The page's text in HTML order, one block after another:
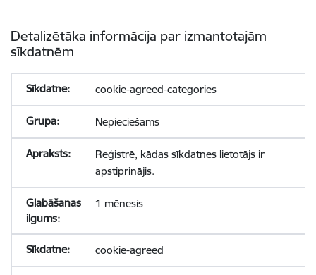
Detalizētāka informācija par izmantotajām
sīkdatnēm
cookie-agreed-categories
Nepieciešams
Reģistrē, kādas sīkdatnes lietotājs ir
apstiprinājis.
1 mēnesis
cookie-agreed